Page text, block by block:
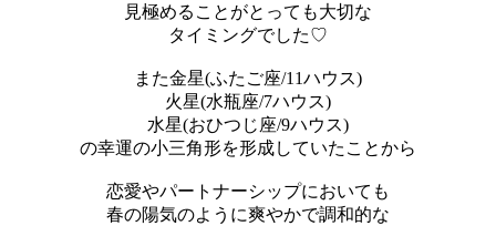
見極めることがとっても大切な
タイミングでした♡
また金星(ふたご座/11ハウス)
火星(水瓶座/7ハウス)
水星(おひつじ座/9ハウス)
の幸運の小三角形を形成していたことから
恋愛やパートナーシップにおいても
春の陽気のように爽やかで調和的な